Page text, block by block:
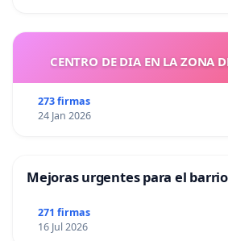
CENTRO DE DIA EN LA ZONA
273 firmas
24 Jan 2026
Mejoras urgentes para el
271 firmas
16 Jul 2026